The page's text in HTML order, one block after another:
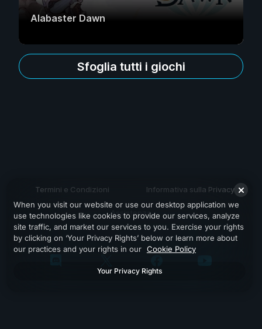
Alabaster Dawn
Sfoglia tutti i giochi
Termini e Condizioni Informativa sulla Privacy
Assistenza
When you visit our website or use our desktop application we
use technologies like cookies to provide our services, analyze
site traffic, and market our services to you. Exercise your rights
by clicking on ‘Your Privacy Rights’ below or learn more about
our practices and your rights in our Cookie Policy
Your Privacy Rights